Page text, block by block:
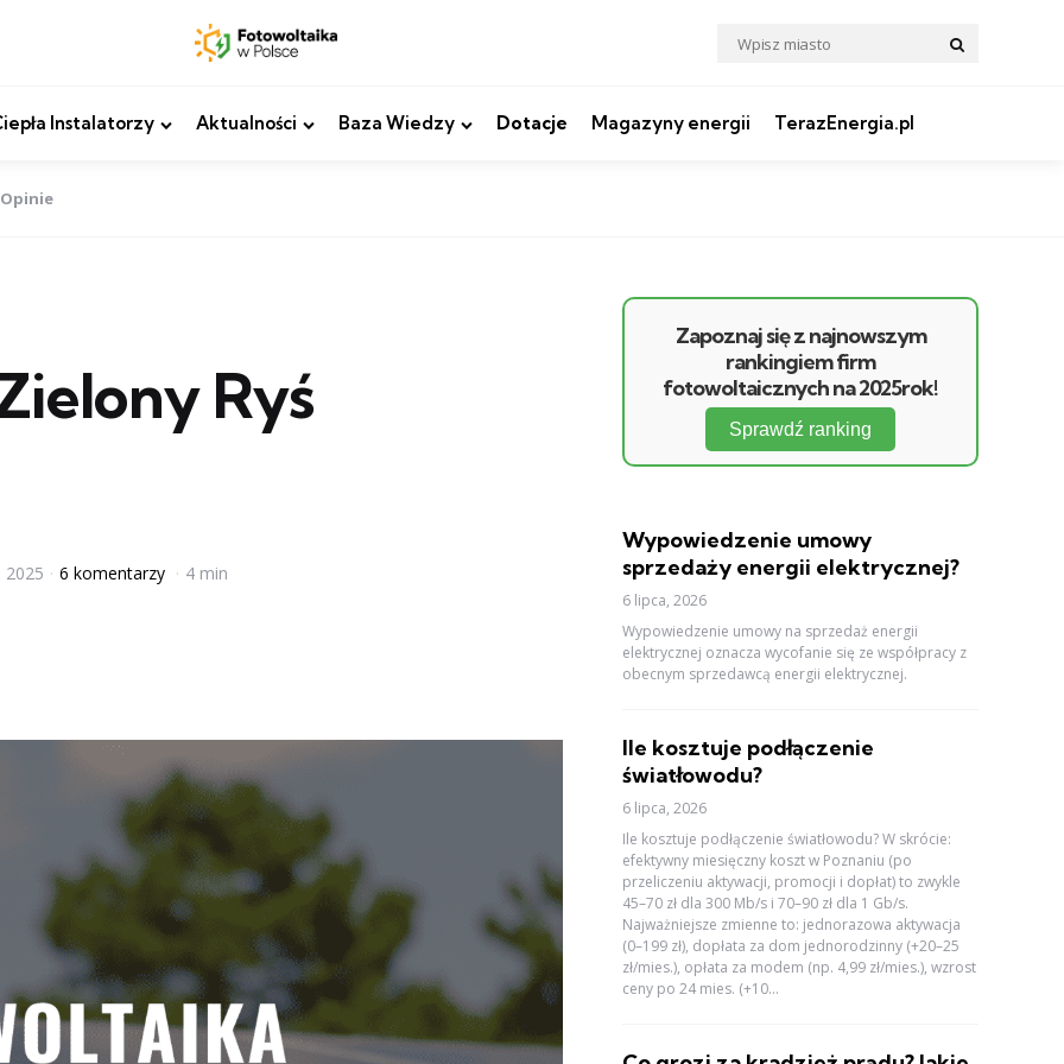
Search
for:
Instalatorzy Aktualności Baza Wiedzy Dotacje Magazyny energii TerazEnergia.pl
Ryś
2025 6 komentarzy 4 min
Zapoznaj się z najnowszym
rankingiem firm
fotowoltaicznych na 2025rok!
Sprawdź ranking
Wypowiedzenie umowy
sprzedaży energii elektrycznej?
6 lipca, 2026
Wypowiedzenie umowy na sprzedaż energii
elektrycznej oznacza wycofanie się ze współpracy z
obecnym sprzedawcą energii elektrycznej.
Ile kosztuje podłączenie
światłowodu?
6 lipca, 2026
Ile kosztuje podłączenie światłowodu? W skrócie:
efektywny miesięczny koszt w Poznaniu (po
przeliczeniu aktywacji, promocji i dopłat) to zwykle
45–70 zł dla 300 Mb/s i 70–90 zł dla 1 Gb/s.
Najważniejsze zmienne to: jednorazowa aktywacja
(0–199 zł), dopłata za dom jednorodzinny (+20–25
zł/mies.), opłata za modem (np. 4,99 zł/mies.), wzrost
ceny po 24 mies. (+10...